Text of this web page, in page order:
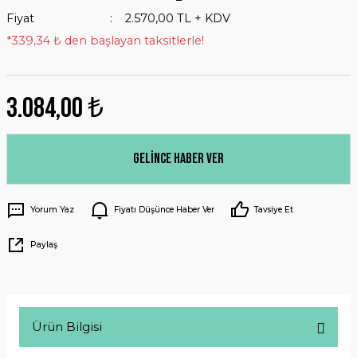
Fiyat
2.570,00 TL + KDV
*339,34 ₺ den başlayan taksitlerle!
3.084,00 ₺
Gelince Haber Ver
Yorum Yaz Fiyatı Düşünce Haber Ver Tavsiye Et
Paylaş
Ürün Bilgisi